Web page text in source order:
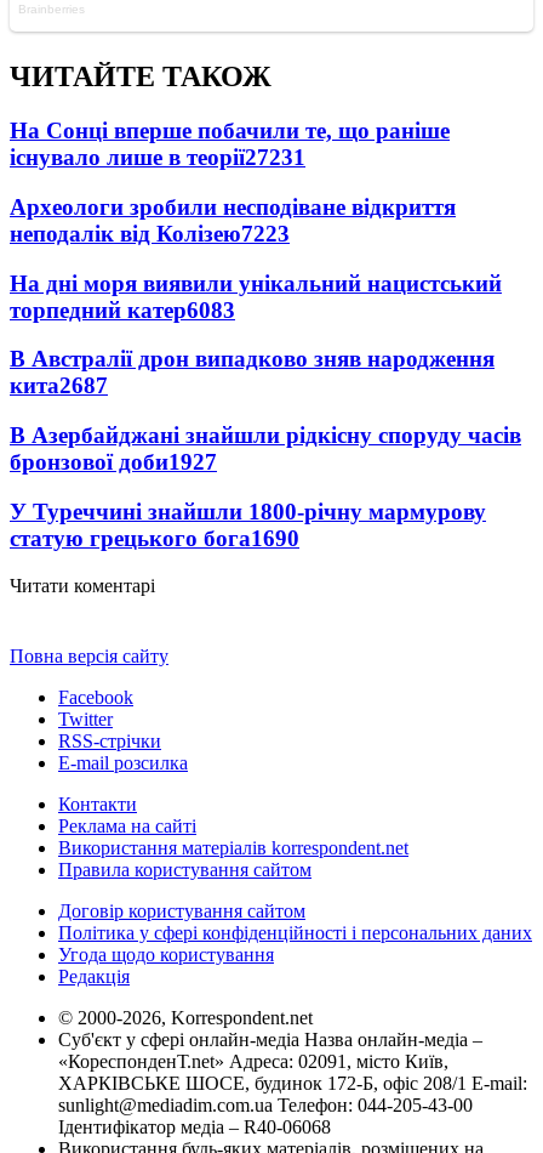
ЧИТАЙТЕ ТАКОЖ
На Сонці вперше побачили те, що раніше
існувало лише в теорії27231
Археологи зробили несподіване відкриття
неподалік від Колізею7223
На дні моря виявили унікальний нацистський
торпедний катер6083
В Австралії дрон випадково зняв народження
кита2687
В Азербайджані знайшли рідкісну споруду часів
бронзової доби1927
У Туреччині знайшли 1800-річну мармурову
статую грецького бога1690
Читати коментарі
Повна версія сайту
Facebook
Twitter
RSS-стрічки
E-mail розсилка
Контакти
Реклама на сайті
Використання матеріалів korrespondent.net
Правила користування сайтом
Договір користування сайтом
Політика у сфері конфіденційності і персональних даних
Угода щодо користування
Редакція
© 2000-2026, Korrespondent.net
Суб'єкт у сфері онлайн-медіа Назва онлайн-медіа –
«КореспонденТ.net» Адреса: 02091, місто Київ,
ХАРКІВСЬКЕ ШОСЕ, будинок 172-Б, офіс 208/1 E-mail:
sunlight@mediadim.com.ua Телефон: 044-205-43-00
Ідентифікатор медіа – R40-06068
Використання будь-яких матеріалів, розміщених на